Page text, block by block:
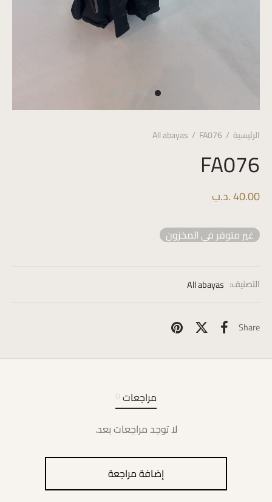
الرئيسية /
All abayas / FA076
FA076
40.00.د.ب
غير متوفر في المخزون
التصنيف: All abayas
Share
مراجعات0
لا توجد مراجعات بعد.
إضافة مراجعة